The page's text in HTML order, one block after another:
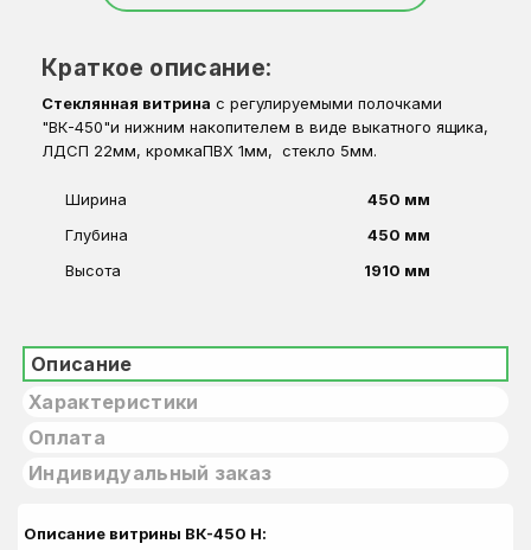
Краткое описание:
Стеклянная витрина с регулируемыми полочками
"ВК-450"и нижним накопителем в виде выкатного ящика,
ЛДСП 22мм, кромкаПВХ 1мм, стекло 5мм.
Ширина
450 мм
Глубина
450 мм
Высота
1910 мм
Описание
Характеристики
Оплата
Индивидуальный заказ
Описание витрины ВК-450 Н: